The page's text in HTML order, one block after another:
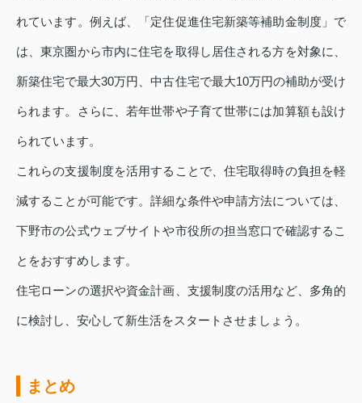
れています。例えば、「定住促進住宅新築等補助金制度」で
は、東京圏から市内に住宅を取得し居住される方を対象に、
新築住宅で最大30万円、中古住宅で最大10万円の補助が受け
られます。さらに、若年世帯や子育て世帯には加算額も設け
られています。
これらの支援制度を活用することで、住宅取得時の負担を軽
減することが可能です。詳細な条件や申請方法については、
下野市の公式ウェブサイトや市役所の担当窓口で確認するこ
とをおすすめします。
住宅ローンの選択や資金計画、支援制度の活用など、多角的
に検討し、安心して新生活をスタートさせましょう。
まとめ